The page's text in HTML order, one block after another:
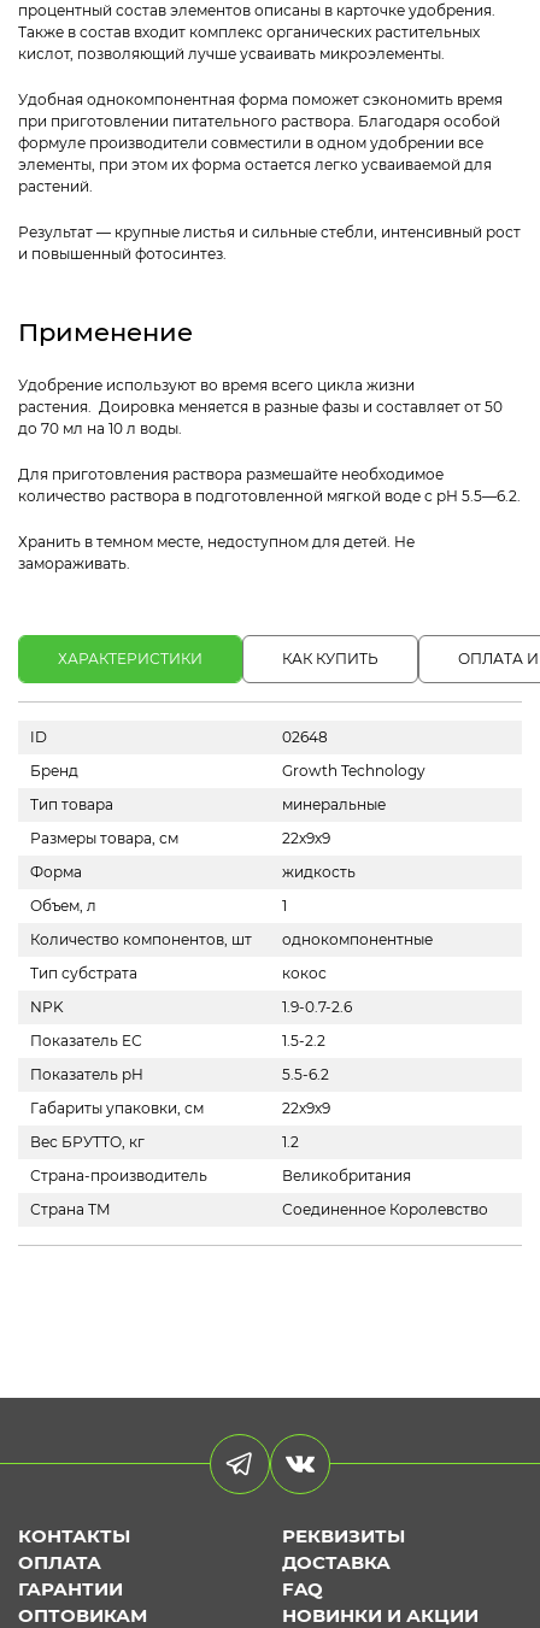
процентный состав элементов описаны в карточке удобрения.
Также в состав входит комплекс органических растительных
кислот, позволяющий лучше усваивать микроэлементы.
Удобная однокомпонентная форма поможет сэкономить время
при приготовлении питательного раствора. Благодаря особой
формуле производители совместили в одном удобрении все
элементы, при этом их форма остается легко усваиваемой для
растений.
Результат — крупные листья и сильные стебли, интенсивный рост
и повышенный фотосинтез.
Применение
Удобрение используют во время всего цикла жизни
растения. Доировка меняется в разные фазы и составляет от 50
до 70 мл на 10 л воды.
Для приготовления раствора размешайте необходимое
количество раствора в подготовленной мягкой воде с рН 5.5—6.2.
Хранить в темном месте, недоступном для детей. Не
замораживать.
ХАРАКТЕРИСТИКИ КАК КУПИТЬ ОПЛАТА
ID
02648
Бренд
Growth Technology
Тип товара
минеральные
Размеры товара, см
22х9х9
Форма
жидкость
Объем, л
1
Количество компонентов, шт
однокомпонентные
Тип субстрата
кокос
NPK
1.9-0.7-2.6
Показатель EС
1.5-2.2
Показатель pH
5.5-6.2
Габариты упаковки, см
22х9х9
Вес БРУТТО, кг
1.2
Страна-производитель
Великобритания
Страна ТМ
Соединенное Королевство
КОНТАКТЫ
РЕКВИЗИТЫ
ОПЛАТА
ДОСТАВКА
ГАРАНТИИ
FAQ
ОПТОВИКАМ
НОВИНКИ И АКЦИИ